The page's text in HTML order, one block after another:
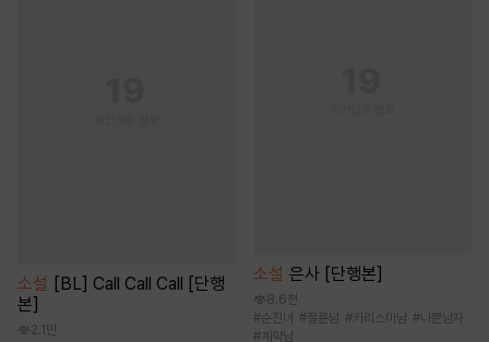
소설
[BL] Call Call Call [단행
본]
2.1만
소설 은사 [단행본]
8.6천
#순진녀 #절륜남 #카리스마남 #나쁜남자
#계략남